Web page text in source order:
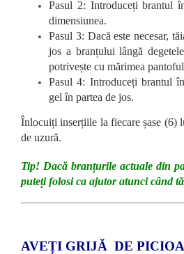
Pasul 2: Introduceți brantul
dimensiunea.
Pasul 3: Dacă este necesar,
jos a branțului lângă
potrivește cu mărimea
Pasul 4: Introduceți brantul
gel în partea de jos.
Înlocuiți inserțiile la fiecare șase (6)
de uzură.
Tip! Dacă branțurile actuale din
puteți folosi ca ajutor atunci când
AVEȚI GRIJĂ DE